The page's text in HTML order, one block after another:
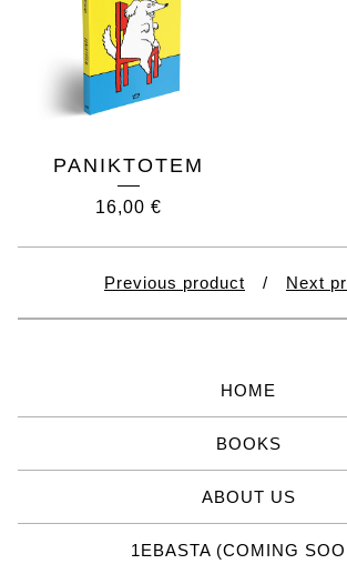
PANIKTOTEM
16,00 €
Previous product Next
HOME
BOOKS
ABOUT US
1EBASTA (COMING